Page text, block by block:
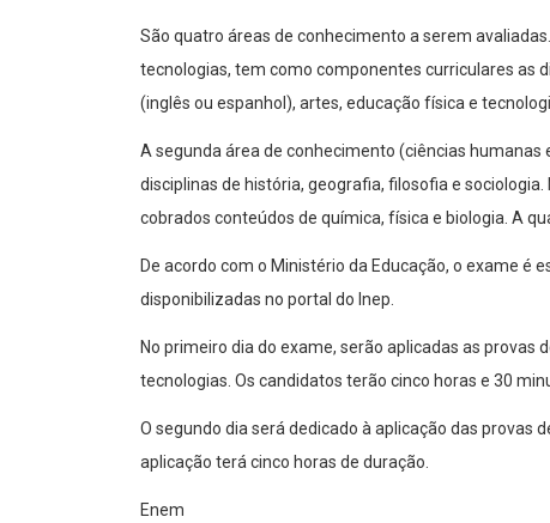
São quatro áreas de conhecimento a serem
tecnologias, tem como componentes curriculares as
(inglês ou espanhol), artes, educação física e
A segunda área de conhecimento (ciências
disciplinas de história, geografia, filosofia e
cobrados conteúdos de química, física e biologia. A
De acordo com o Ministério da Educação, o exame
disponibilizadas no portal do Inep.
No primeiro dia do exame, serão aplicadas as provas
tecnologias. Os candidatos terão cinco horas e 30
O segundo dia será dedicado à aplicação das provas
aplicação terá cinco horas de duração.
Enem